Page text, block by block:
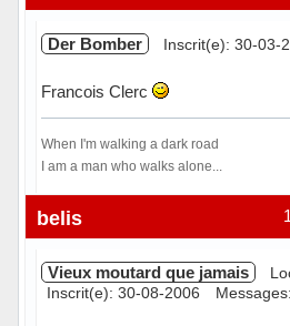
Der Bomber Inscrit(e): 30-03-
Francois Clerc
When I'm walking a dark road
I am a man who walks alone...
Hors ligne
belis
Vieux moutard que jamais
Inscrit(e): 30-08-2006